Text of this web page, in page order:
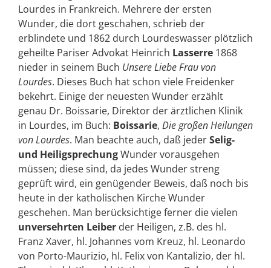
Lourdes in Frankreich. Mehrere der ersten
Wunder, die dort geschahen, schrieb der
erblindete und 1862 durch Lourdeswasser plötzlich
geheilte Pariser Advokat Heinrich Lasserre 1868
nieder in seinem Buch Unsere Liebe Frau von
Lourdes. Dieses Buch hat schon viele Freidenker
bekehrt. Einige der neuesten Wunder erzählt
genau Dr. Boissarie, Direktor der ärztlichen Klinik
in Lourdes, im Buch: Boissarie, Die großen Heilungen
von Lourdes. Man beachte auch, daß jederSelig-
und HeiligsprechungWunder vorausgehen
müssen; diese sind, da jedes Wunder streng
geprüft wird, ein genügender Beweis, daß noch bis
heute in der katholischen Kirche Wunder
geschehen. Man berücksichtige ferner die vielen
unversehrten Leiber der Heiligen, z.B. des hl.
Franz Xaver, hl. Johannes vom Kreuz, hl. Leonardo
von Porto-Maurizio, hl. Felix von Kantalizio, der hl.